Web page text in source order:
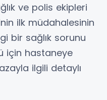
ve polis ekipleri
ilk müdahalesinin
bir sağlık sorunu
için hastaneye
ilgili detaylı